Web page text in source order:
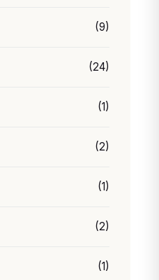
(9)
(24)
(1)
(2)
(1)
(2)
(1)